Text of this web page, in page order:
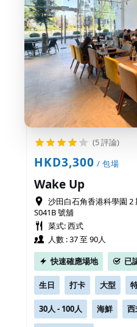
(5 評論)
HKD3,300 / 包場
Wake Up
沙田白石角香港科學園 2
S041B 號舖
菜式: 西式
人數 : 37 至 90人
快速確應場地
已
生日 打卡 大型
30人 - 100人 海鮮 西